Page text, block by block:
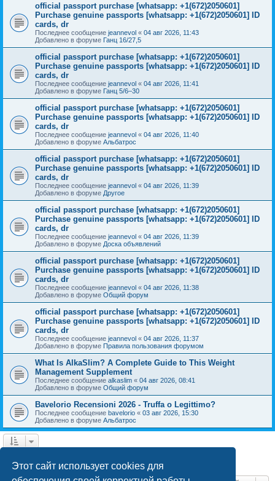
Этот сайт использует cookies для
official passport purchase [whatsapp: +1(672)2050601]
Purchase genuine passports [whatsapp: +1(672)2050601] ID
cards, dr
Последнее сообщение jeannevol « 04 авг 2026, 11:43
Добавлено в форуме Ганц 16/27,5
official passport purchase [whatsapp: +1(672)2050601]
Purchase genuine passports [whatsapp: +1(672)2050601] ID
cards, dr
Последнее сообщение jeannevol « 04 авг 2026, 11:41
Добавлено в форуме Ганц 5/6–30
official passport purchase [whatsapp: +1(672)2050601]
Purchase genuine passports [whatsapp: +1(672)2050601] ID
cards, dr
Последнее сообщение jeannevol « 04 авг 2026, 11:40
Добавлено в форуме Альбатрос
official passport purchase [whatsapp: +1(672)2050601]
Purchase genuine passports [whatsapp: +1(672)2050601] ID
cards, dr
Последнее сообщение jeannevol « 04 авг 2026, 11:39
Добавлено в форуме Другое
official passport purchase [whatsapp: +1(672)2050601]
Purchase genuine passports [whatsapp: +1(672)2050601] ID
cards, dr
Последнее сообщение jeannevol « 04 авг 2026, 11:39
Добавлено в форуме Доска объявлений
official passport purchase [whatsapp: +1(672)2050601]
Purchase genuine passports [whatsapp: +1(672)2050601] ID
cards, dr
Последнее сообщение jeannevol « 04 авг 2026, 11:38
Добавлено в форуме Общий форум
official passport purchase [whatsapp: +1(672)2050601]
Purchase genuine passports [whatsapp: +1(672)2050601] ID
cards, dr
Последнее сообщение jeannevol « 04 авг 2026, 11:37
Добавлено в форуме Правила пользования форумом
What Is AlkaSlim? A Complete Guide to This Weight
Management Supplement
Последнее сообщение alkaslim « 04 авг 2026, 08:41
Добавлено в форуме Общий форум
Bavelorio Recensioni 2026 - Truffa o Legittimo?
Последнее сообщение bavelorio « 03 авг 2026, 15:30
Добавлено в форуме Альбатрос